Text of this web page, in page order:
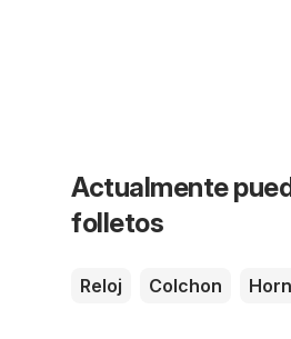
Actualmente
folletos
Reloj Colchon